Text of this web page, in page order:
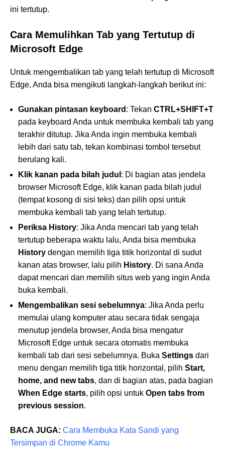
ini tertutup.
Cara Memulihkan Tab yang Tertutup di
Microsoft Edge
Untuk mengembalikan tab yang telah tertutup di Microsoft
Edge, Anda bisa mengikuti langkah-langkah berikut ini:
Gunakan pintasan keyboard : Tekan CTRL+SHIFT+T
pada keyboard Anda untuk membuka kembali tab yang
terakhir ditutup. Jika Anda ingin membuka kembali
lebih dari satu tab, tekan kombinasi tombol tersebut
berulang kali.
Klik kanan pada bilah judul : Di bagian atas jendela
browser Microsoft Edge, klik kanan pada bilah judul
(tempat kosong di sisi teks) dan pilih opsi untuk
membuka kembali tab yang telah tertutup.
Periksa History: Jika Anda mencari tab yang telah
tertutup beberapa waktu lalu, Anda bisa membuka
History dengan memilih tiga titik horizontal di sudut
kanan atas browser, lalu pilih History. Di sana Anda
dapat mencari dan memilih situs web yang ingin Anda
buka kembali.
Mengembalikan sesi sebelumnya: Jika Anda perlu
memulai ulang komputer atau secara tidak sengaja
menutup jendela browser, Anda bisa mengatur
Microsoft Edge untuk secara otomatis membuka
kembali tab dari sesi sebelumnya. Buka Settings dari
menu dengan memilih tiga titik horizontal, pilih Start,
home, and new tabs, dan di bagian atas, pada bagian
When Edge starts, pilih opsi untuk Open tabs from
previous session.
BACA JUGA: Cara Membuka Kata Sandi yang
Tersimpan di Chrome Kamu